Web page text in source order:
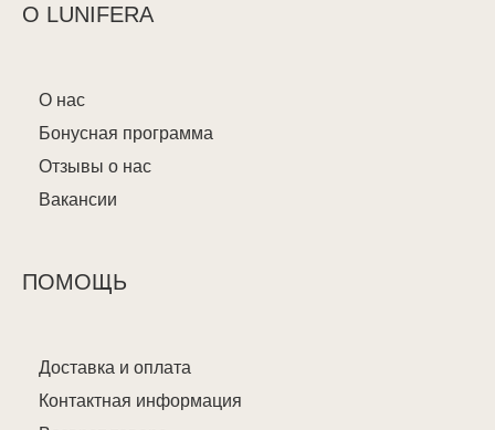
О LUNIFERA
О нас
Бонусная программа
Отзывы о нас
Вакансии
ПОМОЩЬ
Доставка и оплата
Контактная информация